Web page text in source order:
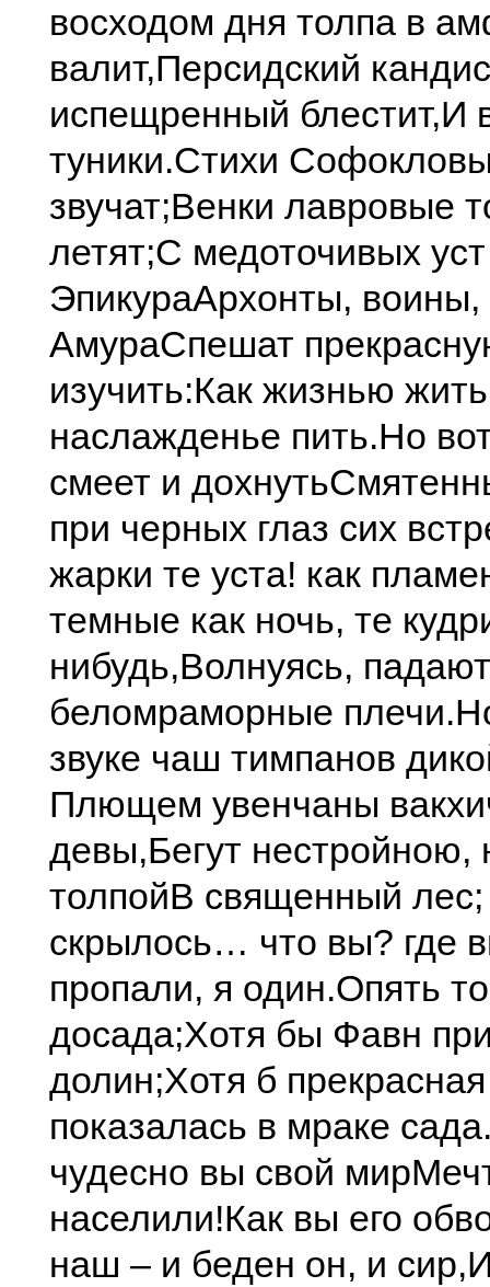
восходом дня толпа в
валит,Персидский
испещренный блестит,И
туники.Стихи
звучат;Венки лавровые
летят;С медоточивых
ЭпикураАрхонты, воины,
АмураСпешат
изучить:Как жизнью
наслажденье пить.Но
смеет и дохнуть
при черных глаз сих
жарки те уста! как
темные как ночь, те
нибудь,Волнуясь,
беломраморные плечи.
звуке чаш тимпанов
Плющем увенчаны
девы,Бегут нестройною,
толпойВ священный лес;
скрылось… что вы? где
пропали, я один.Опять
досада;Хотя бы Фавн
долин;Хотя б
показалась в мраке
чудесно вы свой мир
населили!Как вы его
наш – и беден он, и сир,